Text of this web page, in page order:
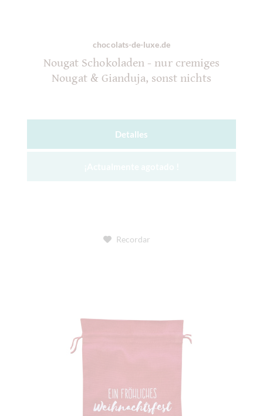
chocolats-de-luxe.de
Nougat Schokoladen - nur cremiges
Nougat & Gianduja, sonst nichts
Detalles
Recordar